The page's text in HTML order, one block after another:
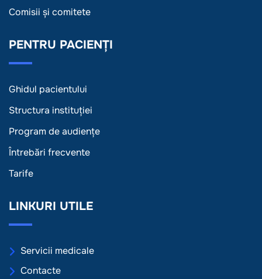
Comisii și comitete
PENTRU PACIENȚI
Ghidul pacientului
Structura instituției
Program de audiențe
Întrebări frecvente
Tarife
LINKURI UTILE
Servicii medicale
Contacte